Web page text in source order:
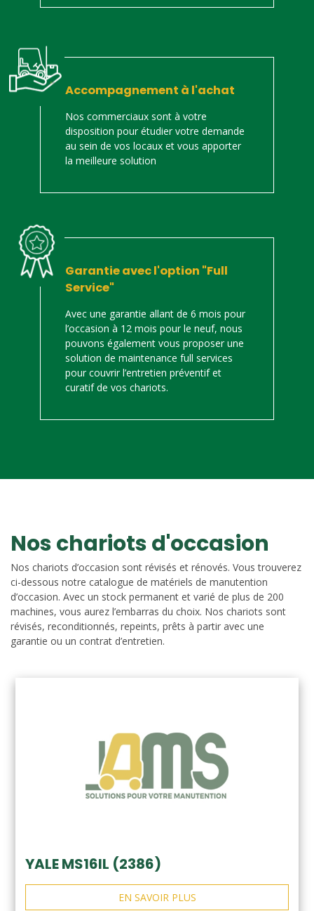
Accompagnement à l'achat
Nos commerciaux sont à votre
disposition pour étudier votre demande
au sein de vos locaux et vous apporter
la meilleure solution
Garantie avec l'option "Full
Service"
Avec une garantie allant de 6 mois pour
l’occasion à 12 mois pour le neuf, nous
pouvons également vous proposer une
solution de maintenance full services
pour couvrir l’entretien préventif et
curatif de vos chariots.
Nos chariots d'occasion
Nos chariots d’occasion sont révisés et rénovés. Vous trouverez
ci-dessous notre catalogue de matériels de manutention
d’occasion. Avec un stock permanent et varié de plus de 200
machines, vous aurez l’embarras du choix. Nos chariots sont
révisés, reconditionnés, repeints, prêts à partir avec une
garantie ou un contrat d’entretien.
YALE MS16IL (2386)
EN SAVOIR PLUS